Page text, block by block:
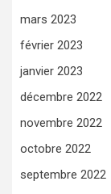
mars 2023
février 2023
janvier 2023
décembre 2022
novembre 2022
octobre 2022
septembre 2022